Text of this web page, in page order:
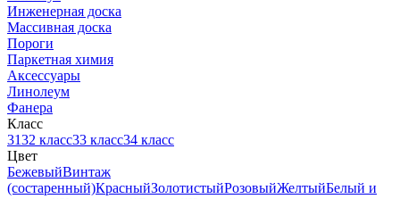
Инженерная доска
Массивная доска
Пороги
Паркетная химия
Аксессуары
Линолеум
Фанера
Класс
3132 класс33 класс34 класс
Цвет
БежевыйВинтаж
(состаренный)КрасныйЗолотистыйРозовыйЖелтыйБелый и